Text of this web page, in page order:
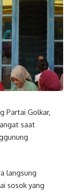
Partai Golkar,
saat
langsung
sosok yang